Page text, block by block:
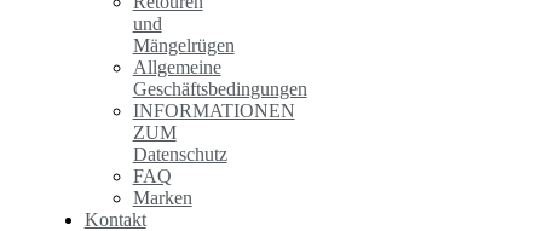
und
Mängelrügen
Allgemeine
Geschäftsbedingungen
INFORMATIONEN
ZUM
Datenschutz
FAQ
Marken
Kontakt